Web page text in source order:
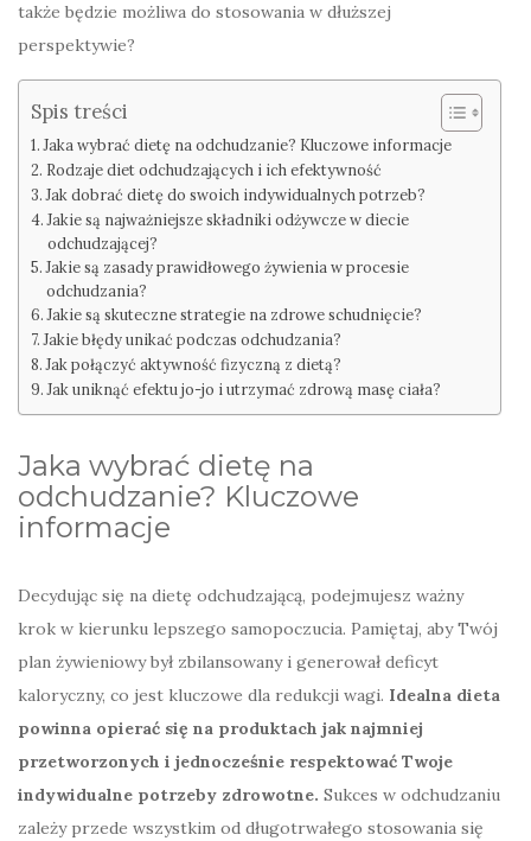
także będzie możliwa do stosowania w dłuższej
perspektywie?
Spis treści
Jaka wybrać dietę na odchudzanie? Kluczowe informacje
Rodzaje diet odchudzających i ich efektywność
Jak dobrać dietę do swoich indywidualnych potrzeb?
Jakie są najważniejsze składniki odżywcze w diecie
odchudzającej?
Jakie są zasady prawidłowego żywienia w procesie
odchudzania?
Jakie są skuteczne strategie na zdrowe schudnięcie?
Jakie błędy unikać podczas odchudzania?
Jak połączyć aktywność fizyczną z dietą?
Jak uniknąć efektu jo-jo i utrzymać zdrową masę ciała?
Jaka wybrać dietę na
odchudzanie? Kluczowe
informacje
Decydując się na dietę odchudzającą, podejmujesz ważny
krok w kierunku lepszego samopoczucia. Pamiętaj, aby Twój
plan żywieniowy był zbilansowany i generował deficyt
kaloryczny, co jest kluczowe dla redukcji wagi. Idealna dieta
powinna opierać się na produktach jak najmniej
przetworzonych i jednocześnie respektować Twoje
indywidualne potrzeby zdrowotne. Sukces w odchudzaniu
zależy przede wszystkim od długotrwałego stosowania się